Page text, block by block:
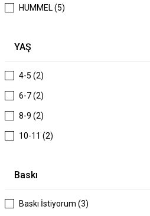
HUMMEL (5)
YAŞ
4-5 (2)
6-7 (2)
8-9 (2)
10-11 (2)
14-15 (2)
Baskı
Baskı İstiyorum (3)